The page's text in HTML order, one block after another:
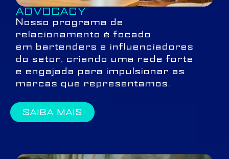
ADVOCACY
Nosso programa de
relacionamento é focado
em bartenders e influenciadores
do setor, criando uma rede forte
e engajada para impulsionar as
marcas que representamos.
SAIBA MAIS